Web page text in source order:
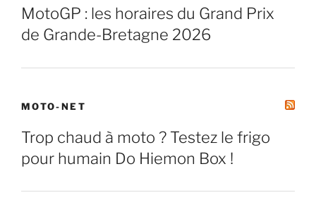
MotoGP : les horaires du Grand Prix
de Grande-Bretagne 2026
MOTO-NET
Trop chaud à moto ? Testez le frigo
pour humain Do Hiemon Box !